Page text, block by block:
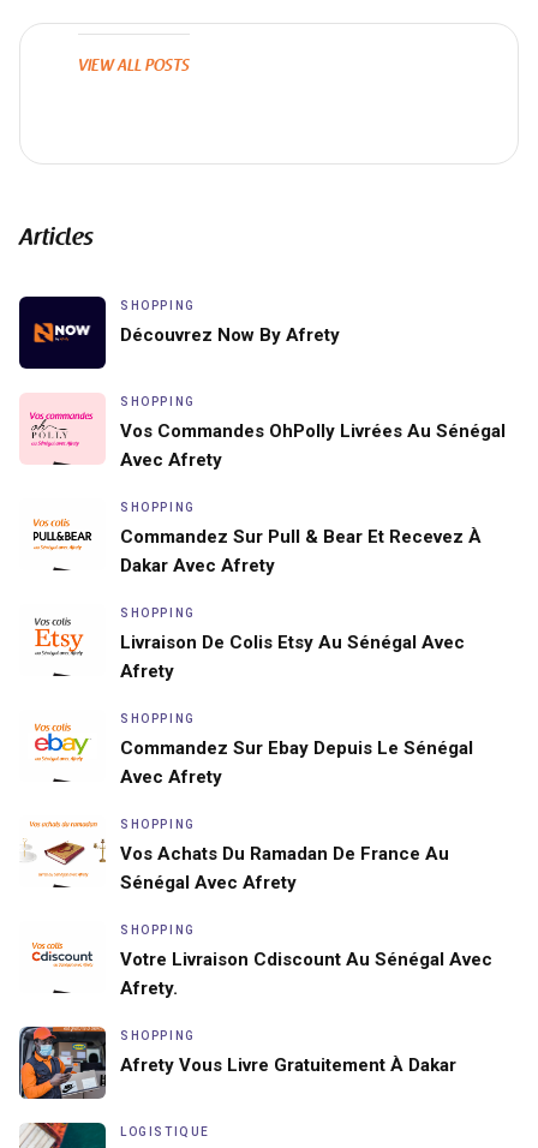
VIEW ALL POSTS
Articles
SHOPPING
Découvrez Now By Afrety
SHOPPING
Vos Commandes OhPolly Livrées Au Sénégal
Avec Afrety
SHOPPING
Commandez Sur Pull & Bear Et Recevez À
Dakar Avec Afrety
SHOPPING
Livraison De Colis Etsy Au Sénégal Avec
Afrety
SHOPPING
Commandez Sur Ebay Depuis Le Sénégal
Avec Afrety
SHOPPING
Vos Achats Du Ramadan De France Au
Sénégal Avec Afrety
SHOPPING
Votre Livraison Cdiscount Au Sénégal Avec
Afrety.
SHOPPING
Afrety Vous Livre Gratuitement À Dakar
LOGISTIQUE